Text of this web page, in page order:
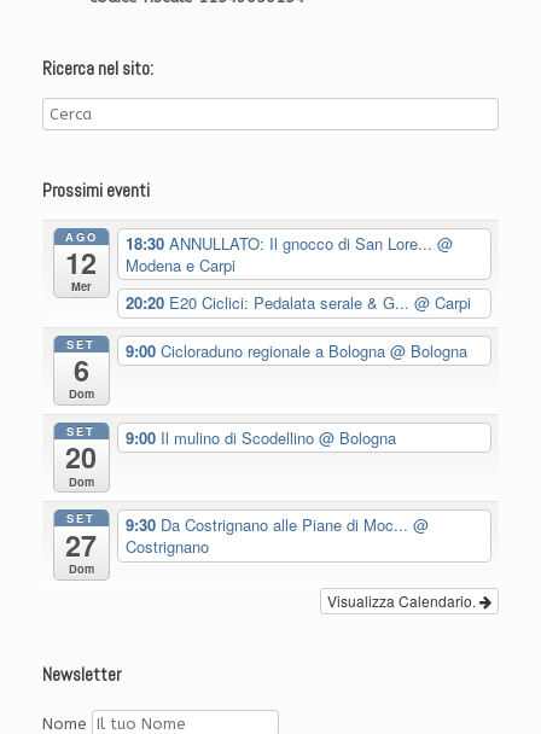
Ricerca nel sito:
Prossimi eventi
AGO
12
Mer
18:30 ANNULLATO: Il gnocco di San Lore... @
Modena e Carpi
20:20 E20 Ciclici: Pedalata serale & G... @ Carpi
SET
6
Dom
9:00 Cicloraduno regionale a Bologna @ Bologna
SET
20
Dom
9:00 Il mulino di Scodellino @ Bologna
SET
27
Dom
9:30 Da Costrignano alle Piane di Moc... @
Costrignano
Visualizza Calendario.
Newsletter
Nome